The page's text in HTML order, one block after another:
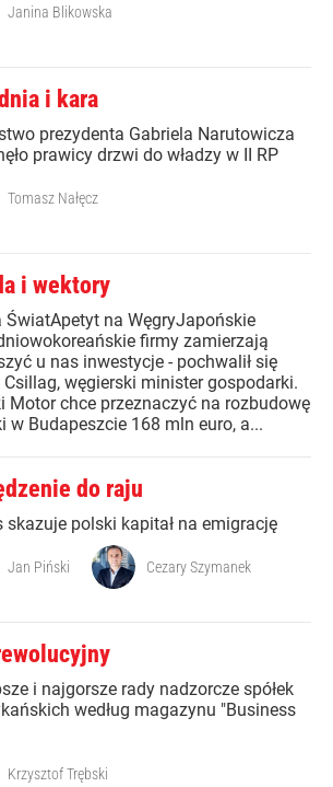
Janina Blikowska
i kara
prezydenta Gabriela Narutowicza
prawicy drzwi do władzy w II RP
Tomasz Nałęcz
i wektory
ŚwiatApetyt na WęgryJapońskie
firmy zamierzają
u nas inwestycje - pochwalił się
Csillag, węgierski minister gospodarki.
Motor chce przeznaczyć na rozbudowę
w Budapeszcie 168 mln euro, a...
do raju
skazuje polski kapitał na emigrację
Jan Piński Cezary Szymanek
i najgorsze rady nadzorcze spółek
według magazynu "Business
Krzysztof Trębski